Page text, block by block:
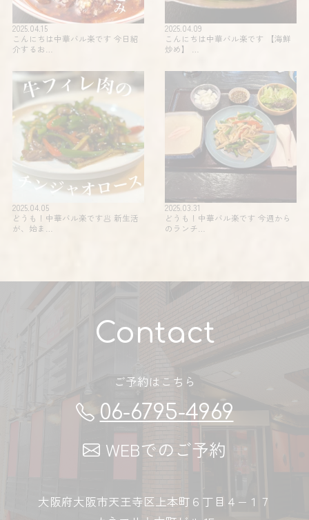
2025.04.15
こんにちは中華バル楽です 今日紹
介するお…
2025.04.09
こんにちは中華バル楽です 【海鮮
炒め】 …
2025.04.05
どうも！中華バル楽です🥟 新生活
が、始ま…
2025.03.31
どうも！中華バル楽です 今週から
のランチ…
Contact
ご予約はこちら
06-6795-4969
WEBでのご予約
大阪府大阪市天王寺区上本町６丁目４−１７